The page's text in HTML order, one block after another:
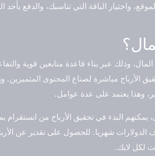
واختيار الباقة التي تناسبك، والدفع
وذلك عبر بناء قاعدة متابعين قوية
الأرباح مباشرة لصناع المحتوى المتميزين.
وهذا يعتمد على عدة عوامل.
يمكنهم البدء في تحقيق الأرباح من